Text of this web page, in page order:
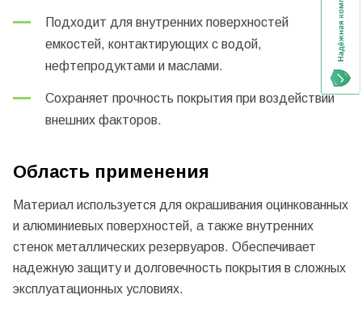
Подходит для внутренних поверхностей
емкостей, контактирующих с водой,
нефтепродуктами и маслами.
Сохраняет прочность покрытия при воздействии
внешних факторов.
Область применения
Материал используется для окрашивания оцинкованных
и алюминиевых поверхностей, а также внутренних
стенок металлических резервуаров. Обеспечивает
надежную защиту и долговечность покрытия в сложных
эксплуатационных условиях.